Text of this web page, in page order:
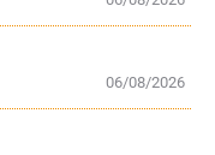
06/08/2026